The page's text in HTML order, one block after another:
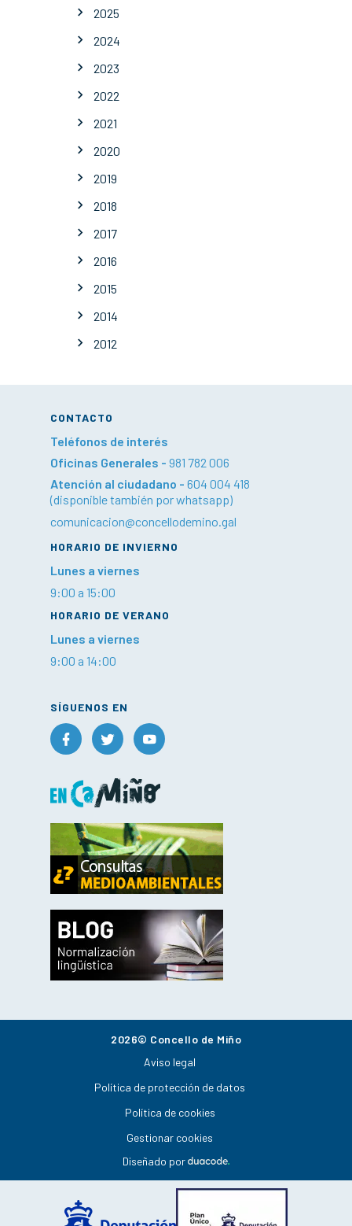
2025
2024
2023
2022
2021
2020
2019
2018
2017
2016
2015
2014
2012
CONTACTO
Teléfonos de interés
Oficinas Generales - 981 782 006
Atención al ciudadano - 604 004 418
(disponible también por whatsapp)
comunicacion@concellodemino.gal
HORARIO DE INVIERNO
Lunes a viernes
9:00 a 15:00
HORARIO DE VERANO
Lunes a viernes
9:00 a 14:00
SÍGUENOS EN
2026© Concello de Miño
Aviso legal
Política de protección de datos
Política de cookies
Gestionar cookies
Diseñado por